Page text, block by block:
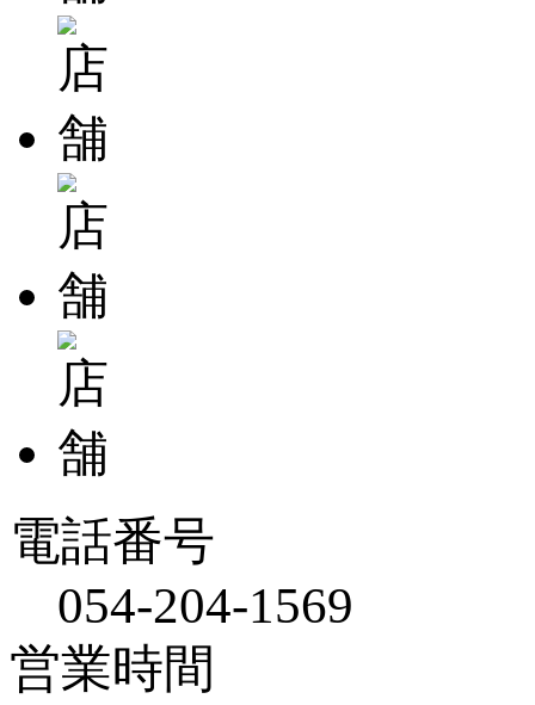
電話番号
054-204-1569
営業時間